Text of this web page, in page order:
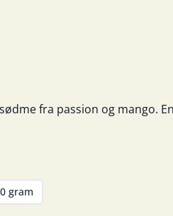
fra passion og mango.
gram